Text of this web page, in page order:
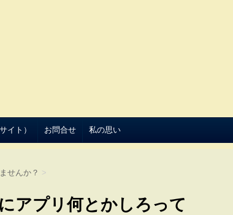
イト） お問合せ 私の思い
せんか？ >
アプリ何とかしろって